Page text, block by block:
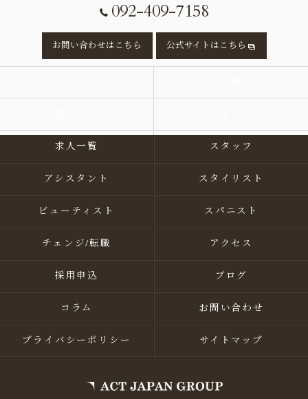
092-409-7158
お問い合わせはこちら 公式サイトはこちら
求人一覧 スタッフ
アシスタント スタイリスト
ビューティスト スパニスト
チェンジ/転職 アクセス
採用申込 ブログ
コラム お問い合わせ
プライバシーポリシー サイトマップ